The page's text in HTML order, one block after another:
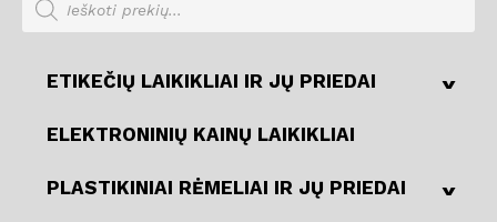
^
ETIKEČIŲ LAIKIKLIAI IR JŲ PRIEDAI
ELEKTRONINIŲ KAINŲ LAIKIKLIAI
^
PLASTIKINIAI RĖMELIAI IR JŲ PRIEDAI